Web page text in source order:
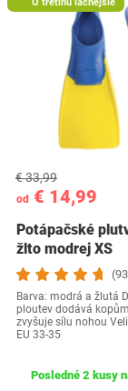
od € 14,99
€ 33,99
Potápačské
žlto modrej XS
Barva: modrá a žlutá
ploutev dodává
zvyšuje sílu nohou
EU 33-35
Posledné 2 kusy